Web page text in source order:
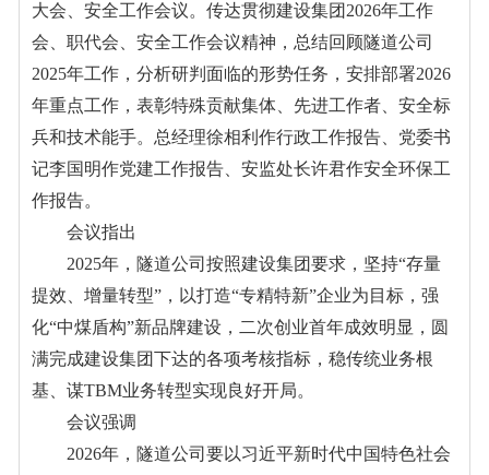
大会、安全工作会议。传达贯彻建设集团2026年工作
会、职代会、安全工作会议精神，总结回顾隧道公司
2025年工作，分析研判面临的形势任务，安排部署2026
年重点工作，表彰特殊贡献集体、先进工作者、安全标
兵和技术能手。总经理徐相利作行政工作报告、党委书
记李国明作党建工作报告、安监处长许君作安全环保工
作报告。
会议指出
2025年，隧道公司按照建设集团要求，坚持“存量
提效、增量转型”，以打造“专精特新”企业为目标，强
化“中煤盾构”新品牌建设，二次创业首年成效明显，圆
满完成建设集团下达的各项考核指标，稳传统业务根
基、谋TBM业务转型实现良好开局。
会议强调
2026年，隧道公司要以习近平新时代中国特色社会